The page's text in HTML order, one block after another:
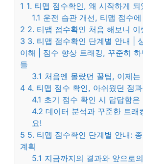
1 1. 티맵 점수확인, 왜 시작하게 되
1.1 운전 습관 개선, 티맵 점수
2 2. 티맵 점수확인 처음 해보니 이
3 3. 티맵 점수확인 단계별 안내 |
이해 | 점수 향상 트래킹, 꾸준히
들
3.1 처음엔 몰랐던 꿀팁, 이제는
4 4. 티맵 점수 확인, 아쉬웠던 점
4.1 초기 점수 확인 시 답답함은
4.2 데이터 분석과 꾸준한 트래
요!
5 5. 티맵 점수확인 단계별 안내:
계획
5.1 지금까지의 결과와 앞으로